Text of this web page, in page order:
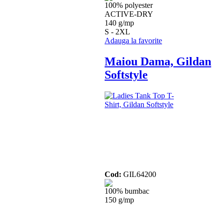
100% polyester
ACTIVE-DRY
140 g/mp
S - 2XL
Adauga la favorite
Maiou Dama, Gildan
Softstyle
Cod: GIL64200
100% bumbac
150 g/mp